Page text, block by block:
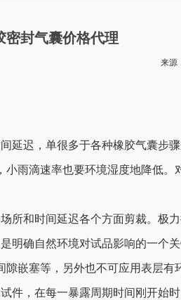
密封气囊价格代理
来源
，单很多于各种橡胶气囊步
小雨滴速率也要环境湿度地降低
和时间延迟各个方面剪裁。极力
确自然环境对试品影响的一个关键
嵌塞等，另外也不可应用表层有
，在每一暴露周期时间刚开始